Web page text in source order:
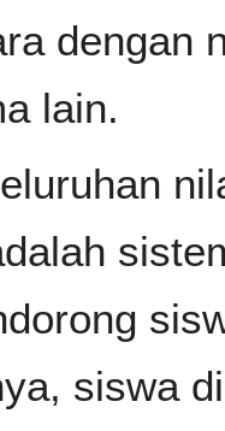
dengan
lain.
siswa